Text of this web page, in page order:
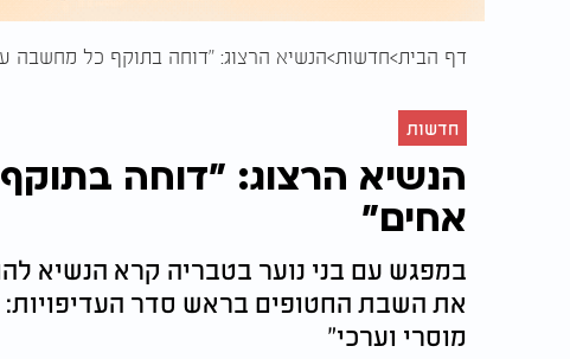
דף הבית חדשות הנשיא הרצוג: "דוחה בתוקף כל מחשבה
חדשות
הנשיא הרצוג: "דוחה
אחים"
במפגש עם בני נוער בטבריה קרא הנשיא
את השבת החטופים בראש סדר העדיפויות:
מוסרי וערכי"